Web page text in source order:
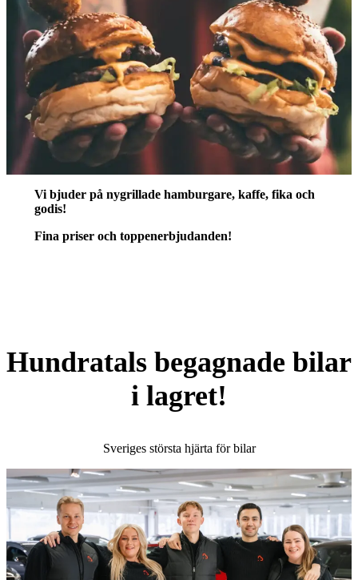
Vi bjuder på nygrillade hamburgare, kaffe, fika och
godis!
Fina priser och toppenerbjudanden!
Hundratals begagnade bilar
i lagret!
Sveriges största hjärta för bilar